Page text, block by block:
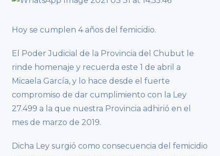
Hoy se cumplen 4 años del femicidio.
El Poder Judicial de la Provincia del Chubut le
rinde homenaje y recuerda este 1 de abril a
Micaela García, y lo hace desde el fuerte
compromiso de dar cumplimiento con la Ley
27.499 a la que nuestra Provincia adhirió en el
mes de marzo de 2019.
Dicha Ley surgió como consecuencia del femicidio